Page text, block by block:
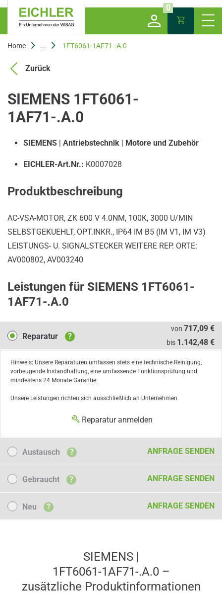
0
Home ... 1FT6061-1AF71-.A.0
Zurück
SIEMENS 1FT6061-
1AF71-.A.0
SIEMENS | Antriebstechnik | Motore und Zubehör
EICHLER-Art.Nr.: K0007028
Produktbeschreibung
AC-VSA-MOTOR, ZK 600 V 4.0NM, 100K, 3000 U/MIN
SELBSTGEKUEHLT, OPT.INKR., IP64 IM B5 (IM V1, IM V3)
LEISTUNGS- U. SIGNALSTECKER WEITERE REP. ORTE:
AV000802, AV003240
Leistungen für SIEMENS 1FT6061-
1AF71-.A.0
Reparatur
Reparatur ?
von 717,09 €
bis 1.142,48 €
Hinweis: Unsere Reparaturen umfassen stets eine technische Reinigung,
vorbeugende Instandhaltung, eine umfassende Funktionsprüfung und
mindestens 24 Monate Garantie.
Unsere Leistungen richten sich ausschließlich an Unternehmen.
Reparatur anmelden
Austausch
Austausch ? ANFRAGE SENDEN
Gebraucht
Gebraucht ? ANFRAGE SENDEN
NeuNeu ? ANFRAGE SENDEN
SIEMENS |
1FT6061-1AF71-.A.0 –
zusätzliche Produkt­informationen